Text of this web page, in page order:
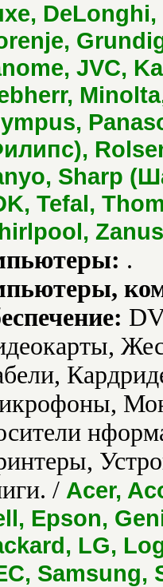
JVC,
Sharp
Tefal,
.
/ Acer,
Epson,
LG,
Samsung,